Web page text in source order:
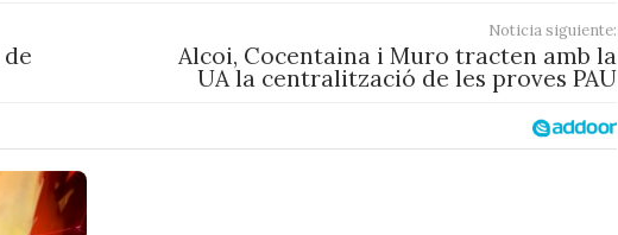
Noticia siguiente:
Alcoi, Cocentaina i Muro tracten amb la
UA la centralització de les proves PAU